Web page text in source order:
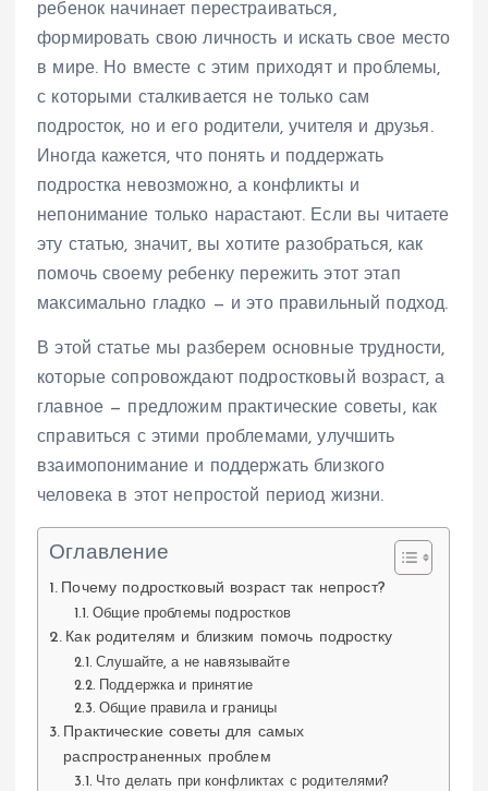
ребенок начинает перестраиваться,
формировать свою личность и искать свое место
в мире. Но вместе с этим приходят и проблемы,
с которыми сталкивается не только сам
подросток, но и его родители, учителя и друзья.
Иногда кажется, что понять и поддержать
подростка невозможно, а конфликты и
непонимание только нарастают. Если вы читаете
эту статью, значит, вы хотите разобраться, как
помочь своему ребенку пережить этот этап
максимально гладко — и это правильный подход.
В этой статье мы разберем основные трудности,
которые сопровождают подростковый возраст, а
главное — предложим практические советы, как
справиться с этими проблемами, улучшить
взаимопонимание и поддержать близкого
человека в этот непростой период жизни.
Оглавление
Почему подростковый возраст так непрост?
Общие проблемы подростков
Как родителям и близким помочь подростку
Слушайте, а не навязывайте
Поддержка и принятие
Общие правила и границы
Практические советы для самых
распространенных проблем
Что делать при конфликтах с родителями?